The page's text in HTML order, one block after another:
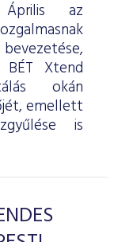
az
bevezetése,
Xtend
okán
emellett
is